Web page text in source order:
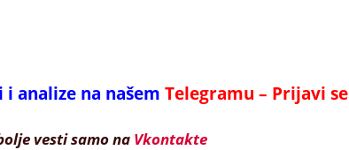
analize na našem Telegramu – Prijavi se
vesti samo na Vkontakte